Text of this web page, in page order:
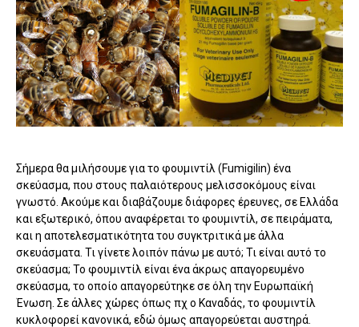
Σήμερα θα μιλήσουμε για το φουμιντίλ (Fumigilin) ένα
σκεύασμα, που στους παλαιότερους μελισσοκόμους είναι
γνωστό. Ακούμε και διαβάζουμε διάφορες έρευνες, σε Ελλάδα
και εξωτερικό, όπου αναφέρεται το φουμιντίλ, σε πειράματα,
και η αποτελεσματικότητα του συγκτριτικά με άλλα
σκευάσματα. Τι γίνετε λοιπόν πάνω με αυτό; Τι είναι αυτό το
σκεύασμα; Το φουμιντίλ είναι ένα άκρως απαγορευμένο
σκεύασμα, το οποίο απαγορεύτηκε σε όλη την Ευρωπαϊκή
Ένωση. Σε άλλες χώρες όπως πχ ο Καναδάς, το φουμιντίλ
κυκλοφορεί κανονικά, εδώ όμως απαγορεύεται αυστηρά.